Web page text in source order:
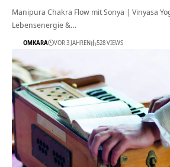
Manipura Chakra Flow mit Sonya | Vinyasa
Lebensenergie &…
OMKARA VOR 3 JAHREN 528 VIEWS